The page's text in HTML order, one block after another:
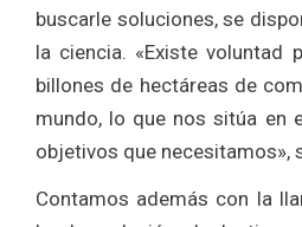
buscarle soluciones, se
la ciencia. «Existe voluntad
billones de hectáreas de
mundo, lo que nos sitúa en
objetivos que necesitamos»,
Contamos además con la